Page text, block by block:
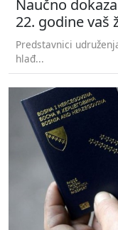
Naučno
22. godine vaš
Predstavnici
hlađ...